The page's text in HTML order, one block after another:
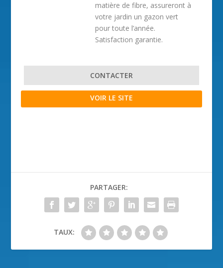
matière de fibre, assureront à
votre jardin un gazon vert
pour toute l’année.
Satisfaction garantie.
CONTACTER
VOIR LE SITE
PARTAGER:
TAUX: